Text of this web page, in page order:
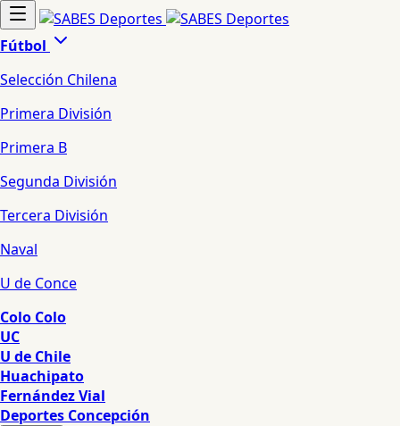
Fútbol
Selección Chilena
Primera División
Primera B
Segunda División
Tercera División
Naval
U de Conce
Colo Colo
UC
U de Chile
Huachipato
Fernández Vial
Deportes Concepción